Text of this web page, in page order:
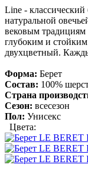
Line -
натуральной
вековым традициям
глубоким и стойким
двухцветный.
Форма: Берет
Состав: 100%
Страна
Сезон: всесезон
Пол: Унисекс
Цвета: